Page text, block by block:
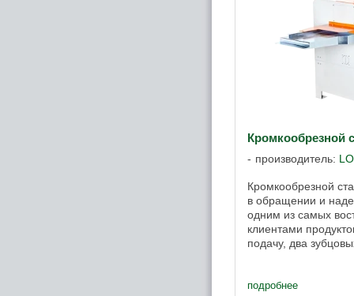
Кромкообрезной
производитель:
Кромкообрезной
в обращении и
одним из самых
клиентами
подачу, два
подробнее